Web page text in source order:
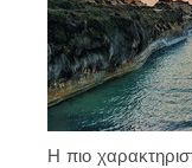
Η πιο